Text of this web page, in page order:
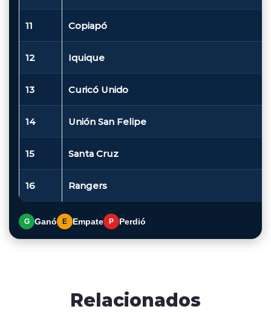
11 Copiapó
12 Iquique
13 Curicó Unido
14 Unión San Felipe
15 Santa Cruz
16 Rangers
G Ganó E Empate P Perdió
Relacionados